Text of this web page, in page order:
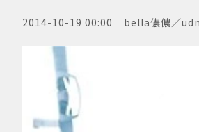
2014-10-19 00:00 bella儂儂／